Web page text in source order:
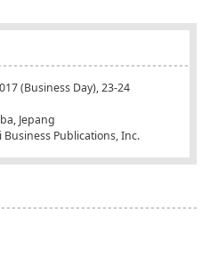
(Business Day), 23-24
Jepang
Business Publications, Inc.